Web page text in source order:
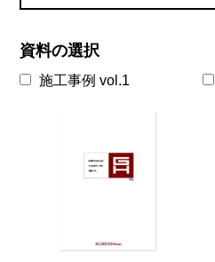
資料の選択
施工事例 vol.1